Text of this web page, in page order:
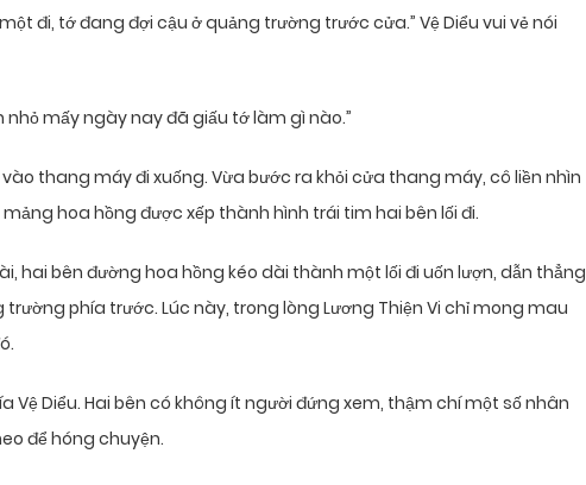
đi, tớ đang đợi cậu ở quảng trường trước cửa.” Vệ Diểu vui vẻ nói
mấy ngày nay đã giấu tớ làm gì nào.”
thang máy đi xuống. Vừa bước ra khỏi cửa thang máy, cô liền nhìn
hoa hồng được xếp thành hình trái tim hai bên lối đi.
hai bên đường hoa hồng kéo dài thành một lối đi uốn lượn, dẫn thẳng
phía trước. Lúc này, trong lòng Lương Thiện Vi chỉ mong mau
Vệ Diểu. Hai bên có không ít người đứng xem, thậm chí một số nhân
để hóng chuyện.